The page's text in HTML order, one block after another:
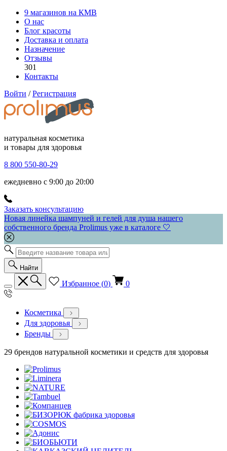
9 магазинов на КМВ
О нас
Блог красоты
Доставка и оплата
Назначение
Отзывы
301
Контакты
Войти / Регистрация
натуральная косметика
и товары для здоровья
8 800 550-80-29
ежедневно с 9:00 до 20:00
Заказать консультацию
Новая линейка шампуней и гелей для душа нашего
собственного бренда Prolimus уже в каталоге 🤍
Найти
Избранное (0) 0
Косметика
Для здоровья
Бренды
29 брендов натуральной косметики и средств для здоровья